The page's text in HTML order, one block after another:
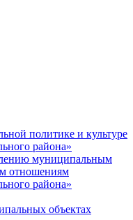
политике и культуре
района»
муниципальным
отношениям
района»
объектах